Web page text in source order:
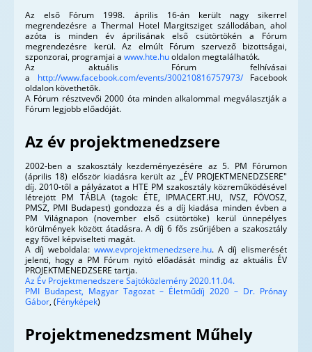
Az első Fórum 1998. április 16-án került nagy sikerrel
megrendezésre a Thermal Hotel Margitsziget szállodában, ahol
azóta is minden év áprilisának első csütörtökén a Fórum
megrendezésre kerül. Az elmúlt Fórum szervező bizottságai,
szponzorai, programjai a www.hte.huoldalon megtalálhatók.
Az aktuális Fórum felhívásai
a http://www.facebook.com/events/300210816757973/Facebook
oldalon követhetők.
A Fórum résztvevői 2000 óta minden alkalommal megválasztják a
Fórum legjobb előadóját.
Az év projektmenedzsere
2002-ben a szakosztály kezdeményezésére az 5. PM Fórumon
(április 18) először kiadásra került az „ÉV PROJEKTMENEDZSERE"
díj. 2010-től a pályázatot a HTE PM szakosztály közreműködésével
létrejött PM TÁBLA (tagok: ÉTE, IPMACERT.HU, IVSZ, FÖVOSZ,
PMSZ, PMI Budapest) gondozza és a díj kiadása minden évben a
PM Világnapon (november első csütörtöke) kerül ünnepélyes
körülmények között átadásra. A díj 6 fős zsűrijében a szakosztály
egy fővel képviselteti magát.
A díj weboldala: www.evprojektmenedzsere.hu. A díj elismerését
jelenti, hogy a PM Fórum nyitó előadását mindig az aktuális ÉV
PROJEKTMENEDZSERE tartja.
Az Év Projektmenedszere Sajtóközlemény 2020.11.04.
PMI Budapest, Magyar Tagozat – Életműdíj 2020 – Dr. Prónay
Gábor, (Fényképek)
Projektmenedzsment Műhely